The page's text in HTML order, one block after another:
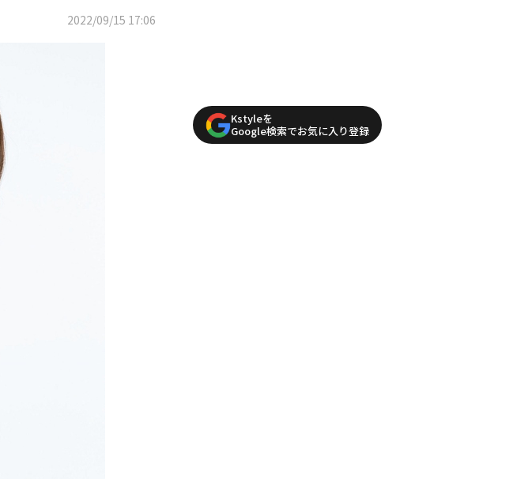
2022/09/15 17:06
Kstyleを
Google検索でお気に入り登録